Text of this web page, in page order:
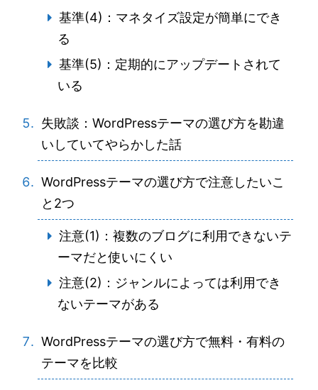
基準(4)：マネタイズ設定が簡単にでき
る
基準(5)：定期的にアップデートされて
いる
失敗談：WordPressテーマの選び方を勘違
いしていてやらかした話
WordPressテーマの選び方で注意したいこ
と2つ
注意(1)：複数のブログに利用できないテ
ーマだと使いにくい
注意(2)：ジャンルによっては利用でき
ないテーマがある
WordPressテーマの選び方で無料・有料の
テーマを比較